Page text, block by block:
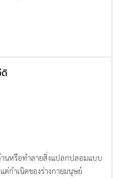
นหรือทำลายสิ่งแปลกปลอมแบบ
กำเนิดของร่างกายมนุษย์